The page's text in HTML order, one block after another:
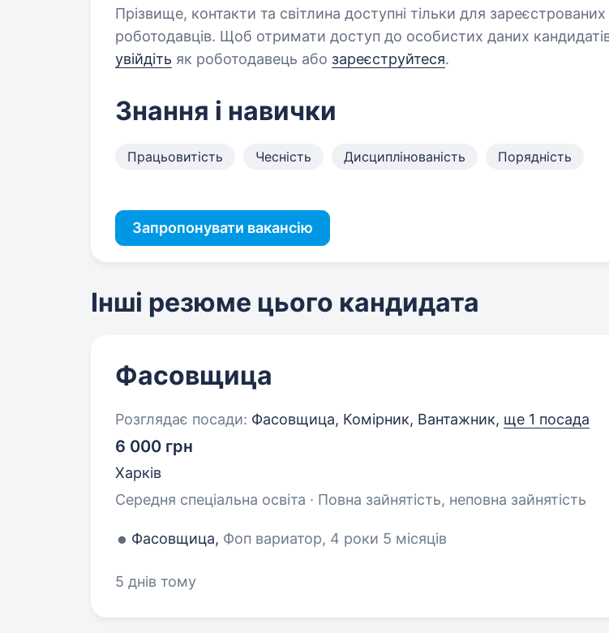
Прізвище, контакти та світлина доступні тільки для зареєстрованих
роботодавців. Щоб отримати доступ до особистих даних
увійдіть як роботодавець або зареєструйтеся.
Знання і навички
Працьовитість Чесність Дисциплінованість Порядність
Запропонувати вакансію
Інші резюме цього кандидата
Фасовщица
Розглядає посади: Фасовщица, Комірник, Вантажник, ще 1 посада
6 000 грн
Харків
Середня спеціальна освіта · Повна зайнятість, неповна зайнятість
Фасовщица, Фоп вариатор, 4 роки 5 місяців
5 днів тому